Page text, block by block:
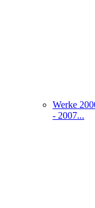
Werke
- 2007...